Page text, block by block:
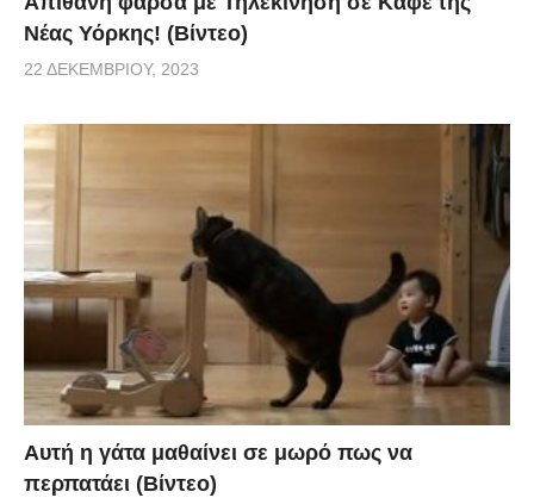
Νέας Υόρκης! (Βίντεο)
22 ΔΕΚΕΜΒΡΊΟΥ, 2023
Αυτή η γάτα μαθαίνει σε μωρό πως να
περπατάει (Βίντεο)